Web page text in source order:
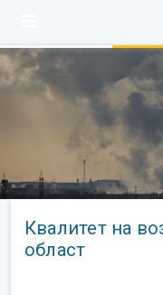
Квалитет на
област